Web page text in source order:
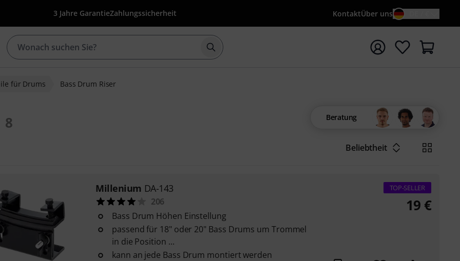
3 Jahre GarantieZahlungssicherheit KontaktÜber uns
Suche mit Suchwort {searchTerm} starten
für Drums Bass Drum Riser
8 Beratung
Beliebtheit
Millenium DA-143
206
Bass Drum Höhen Einstellung
passend für 18" oder 20" Bass Drums um Trommel
in die Position ...
kann an jede Bass Drum montiert werden
TOP-SELLER
19 €